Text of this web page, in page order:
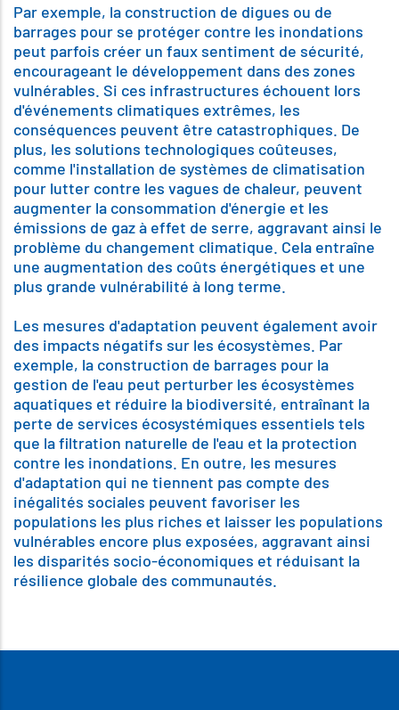
Par exemple, la construction de digues ou de
barrages pour se protéger contre les inondations
peut parfois créer un faux sentiment de sécurité,
encourageant le développement dans des zones
vulnérables. Si ces infrastructures échouent lors
d'événements climatiques extrêmes, les
conséquences peuvent être catastrophiques. De
plus, les solutions technologiques coûteuses,
comme l'installation de systèmes de climatisation
pour lutter contre les vagues de chaleur, peuvent
augmenter la consommation d'énergie et les
émissions de gaz à effet de serre, aggravant ainsi le
problème du changement climatique. Cela entraîne
une augmentation des coûts énergétiques et une
plus grande vulnérabilité à long terme.
Les mesures d'adaptation peuvent également avoir
des impacts négatifs sur les écosystèmes. Par
exemple, la construction de barrages pour la
gestion de l'eau peut perturber les écosystèmes
aquatiques et réduire la biodiversité, entraînant la
perte de services écosystémiques essentiels tels
que la filtration naturelle de l'eau et la protection
contre les inondations. En outre, les mesures
d'adaptation qui ne tiennent pas compte des
inégalités sociales peuvent favoriser les
populations les plus riches et laisser les populations
vulnérables encore plus exposées, aggravant ainsi
les disparités socio-économiques et réduisant la
résilience globale des communautés.